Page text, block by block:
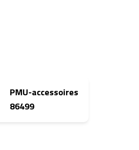
PMU-accessoires
86499